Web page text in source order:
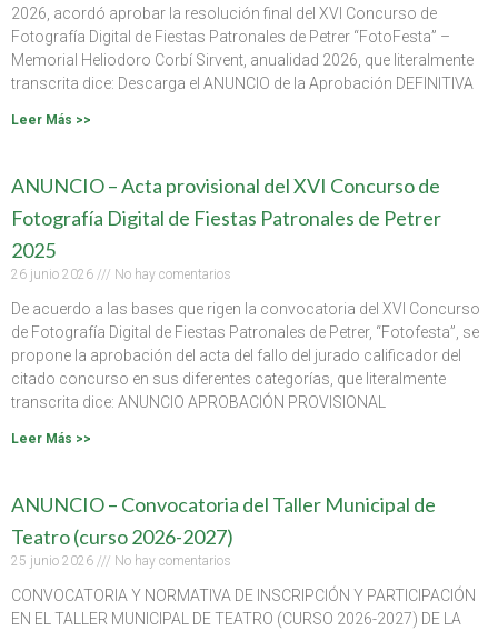
2026, acordó aprobar la resolución final del XVI Concurso de
Fotografía Digital de Fiestas Patronales de Petrer “FotoFesta” –
Memorial Heliodoro Corbí Sirvent, anualidad 2026, que literalmente
transcrita dice: Descarga el ANUNCIO de la Aprobación DEFINITIVA
Leer Más >>
ANUNCIO – Acta provisional del XVI Concurso de
Fotografía Digital de Fiestas Patronales de Petrer
2025
26 junio 2026 No hay comentarios
De acuerdo a las bases que rigen la convocatoria del XVI Concurso
de Fotografía Digital de Fiestas Patronales de Petrer, “Fotofesta”, se
propone la aprobación del acta del fallo del jurado calificador del
citado concurso en sus diferentes categorías, que literalmente
transcrita dice: ANUNCIO APROBACIÓN PROVISIONAL
Leer Más >>
ANUNCIO – Convocatoria del Taller Municipal de
Teatro (curso 2026-2027)
25 junio 2026 No hay comentarios
CONVOCATORIA Y NORMATIVA DE INSCRIPCIÓN Y PARTICIPACIÓN
EN EL TALLER MUNICIPAL DE TEATRO (CURSO 2026-2027) DE LA